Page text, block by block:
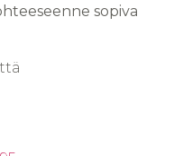
sopiva